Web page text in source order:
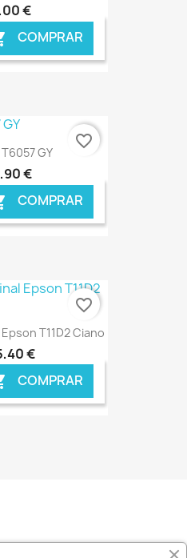
€
COMPRAR
€ ONLINE
GY
€
COMPRAR
€ ONLINE
favorite_border
T11D2 Ciano
€
COMPRAR
favorite_border